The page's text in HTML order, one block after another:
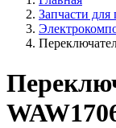
Запчасти для